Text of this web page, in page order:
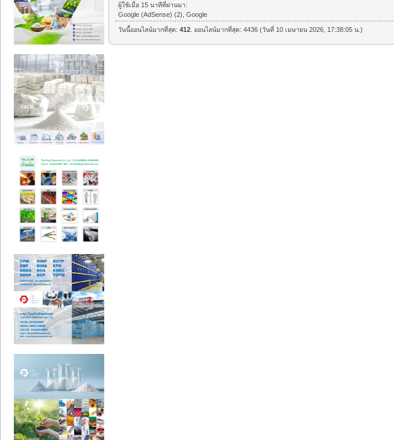
ผู้ใช้เมื่อ 15 นาทีที่ผ่านมา:
Google (AdSense) (2), Google
วันนี้ออนไลน์มากที่สุด:412 . ออนไลน์มากที่สุด: 4436 (วันที่ 10 เมษายน 2026, 17:38:05 น.)